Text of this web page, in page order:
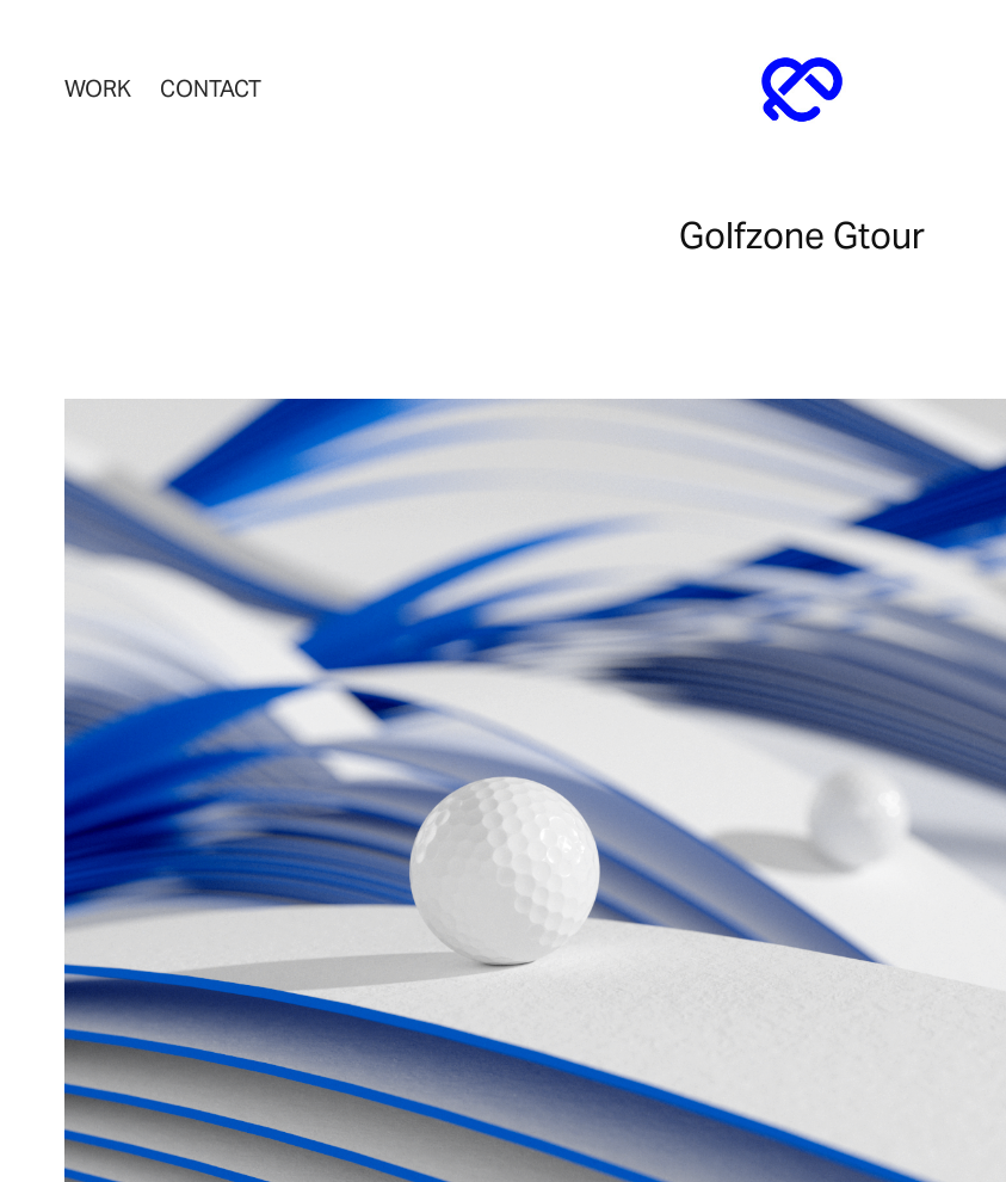
WORK CONTACT
Golfzone Gtour